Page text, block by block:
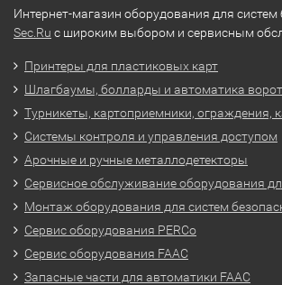
Интернет-магазин оборудования для систем
Sec.Ru с широким выбором и сервисным
Принтеры для пластиковых карт
Шлагбаумы, болларды и автоматика ворот
Турникеты, картоприемники, ограждения,
Системы контроля и управления доступом
Арочные и ручные металлодетекторы
Сервисное обслуживание оборудования
Монтаж оборудования для систем
Сервис оборудования PERCo
Сервис оборудования FAAC
Запасные части для автоматики FAAC